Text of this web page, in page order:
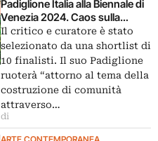
Padiglione Italia alla Biennale di
Venezia 2024. Caos sulla
nomina
Il critico e curatore è stato
selezionato da una shortlist di
10 finalisti. Il suo Padiglione
ruoterà “attorno al tema della
costruzione di comunità
attraverso…
di